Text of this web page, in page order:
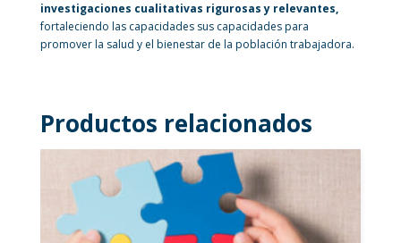
investigaciones cualitativas rigurosas y relevantes,
fortaleciendo las capacidades sus capacidades para
promover la salud y el bienestar de la población trabajadora.
Productos relacionados